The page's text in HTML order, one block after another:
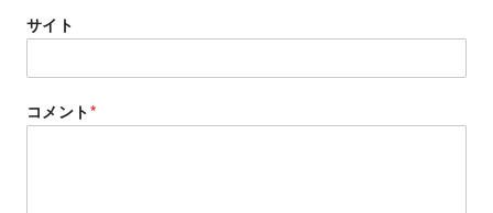
サイト
コメント*